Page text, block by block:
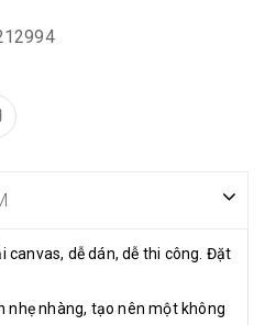
canvas, dễ dán, dễ thi công. Đặt
nhẹ nhàng, tạo nên một không